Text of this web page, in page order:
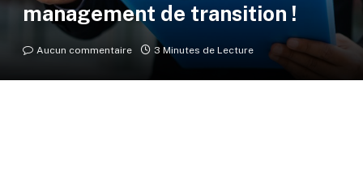
management de transition !
Aucun commentaire 3 Minutes de Lecture